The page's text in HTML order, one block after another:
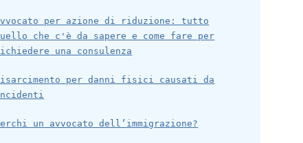
per azione di riduzione: tutto
che c'è da sapere e come fare per
una consulenza
per danni fisici causati da
un avvocato dell’immigrazione?